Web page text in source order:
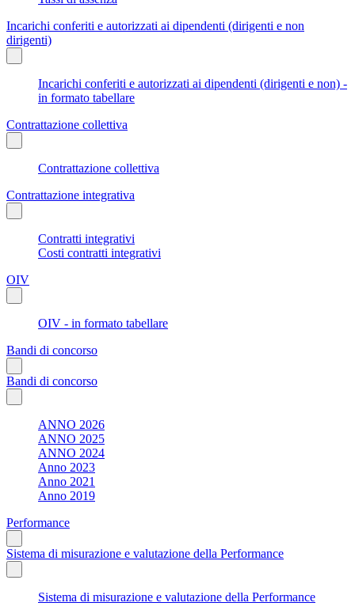
Incarichi conferiti e autorizzati ai dipendenti (dirigenti e non
dirigenti)
Incarichi conferiti e autorizzati ai dipendenti (dirigenti e non) -
in formato tabellare
Contrattazione collettiva
Contrattazione collettiva
Contrattazione integrativa
Contratti integrativi
Costi contratti integrativi
OIV
OIV - in formato tabellare
Bandi di concorso
Bandi di concorso
ANNO 2026
ANNO 2025
ANNO 2024
Anno 2023
Anno 2021
Anno 2019
Performance
Sistema di misurazione e valutazione della Performance
Sistema di misurazione e valutazione della Performance